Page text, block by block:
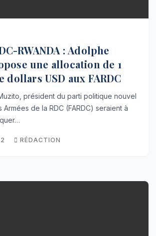
RWANDA : Adolphe
une allocation de 1
USD aux FARDC
président du parti politique nouvel
Armées de la RDC (FARDC) seraient à
RÉDACTION